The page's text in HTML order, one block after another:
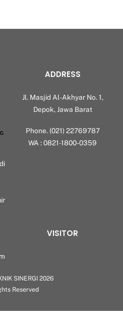
ADDRESS
Jl. Masjid Al-Akhyar No. 1,
Depok, Jawa Barat
Phone. (021) 22769787
WA : 0821-1800-0359
VISITOR
SINERGI 2026
Reserved